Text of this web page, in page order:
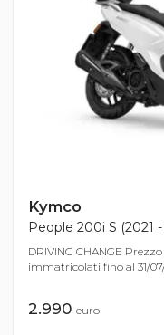
Kymco
People 200i S (2021 -
DRIVING CHANGE
immatricolati fino al 31/07/
2.990 euro